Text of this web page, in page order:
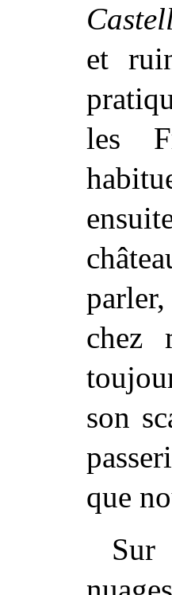
et
les
chez
son
que